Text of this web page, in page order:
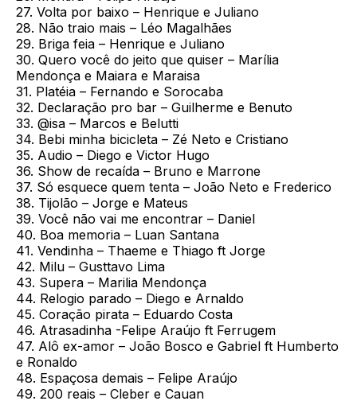
27. Volta por baixo – Henrique e Juliano
28. Não traio mais – Léo Magalhães
29. Briga feia – Henrique e Juliano
30. Quero você do jeito que quiser – Marília
Mendonça e Maiara e Maraisa
31. Platéia – Fernando e Sorocaba
32. Declaração pro bar – Guilherme e Benuto
33. @isa – Marcos e Belutti
34. Bebi minha bicicleta – Zé Neto e Cristiano
35. Audio – Diego e Victor Hugo
36. Show de recaída – Bruno e Marrone
37. Só esquece quem tenta – João Neto e Frederico
38. Tijolão – Jorge e Mateus
39. Você não vai me encontrar – Daniel
40. Boa memoria – Luan Santana
41. Vendinha – Thaeme e Thiago ft Jorge
42. Milu – Gusttavo Lima
43. Supera – Marilia Mendonça
44. Relogio parado – Diego e Arnaldo
45. Coração pirata – Eduardo Costa
46. Atrasadinha -Felipe Araújo ft Ferrugem
47. Alô ex-amor – João Bosco e Gabriel ft Humberto
e Ronaldo
48. Espaçosa demais – Felipe Araújo
49. 200 reais – Cleber e Cauan